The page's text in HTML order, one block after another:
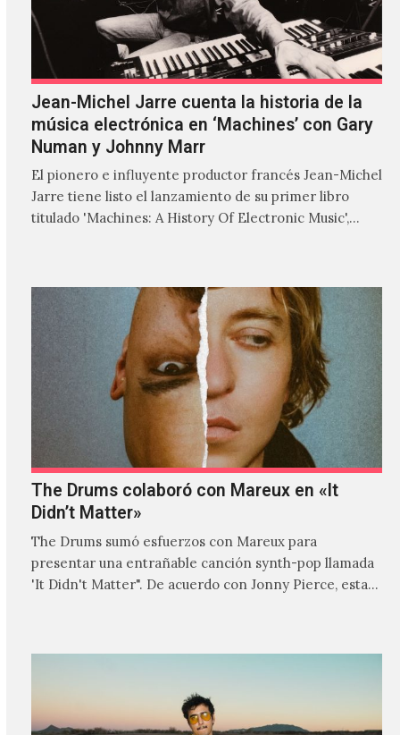
Jean-Michel Jarre cuenta la historia de la
música electrónica en ‘Machines’ con Gary
Numan y Johnny Marr
El pionero e influyente productor francés Jean-Michel
Jarre tiene listo el lanzamiento de su primer libro
titulado 'Machines: A History Of Electronic Music',
The Drums colaboró con Mareux en «It
Didn’t Matter»
The Drums sumó esfuerzos con Mareux para
presentar una entrañable canción synth-pop llamada
'It Didn't Matter". De acuerdo con Jonny Pierce, esta